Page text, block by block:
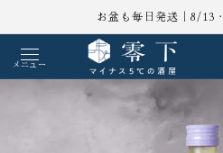
進む
お盆も毎日発送｜8/13
メニュー